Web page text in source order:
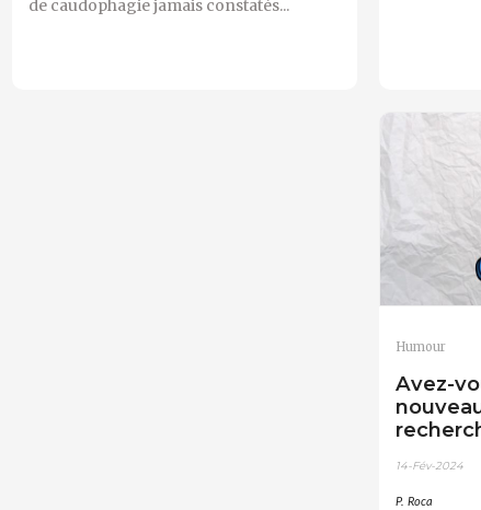
de caudophagie jamais constatés...
Humour
Avez-
14-Fév-2024
P. Roca